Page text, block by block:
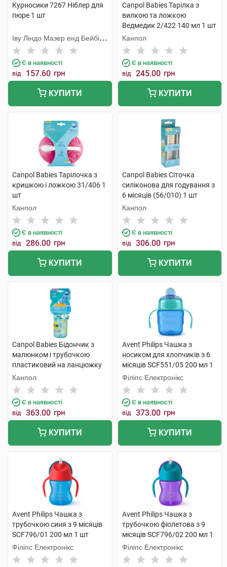
Курносики 7267 Ніблер для
пюре 1 шт
Іву Ліндо Мазер енд Бейбі
Продактс
Є в наявності
від 157.60 грн
КУПИТИ
Canpol Babies Тарілка з
вилкою та ложкою
Ведмедик 2/422 140 мл 1 шт
Канпол
Є в наявності
від 245.00 грн
КУПИТИ
Canpol Babies Тарілочка з
кришкою і ложкою 31/406 1
шт
Канпол
Є в наявності
від 286.00 грн
КУПИТИ
Canpol Babies Сіточка
силіконова для годування з
6 місяців (56/010) 1 шт
Канпол
Є в наявності
від 306.00 грн
КУПИТИ
Canpol Babies Бідончик з
малюнком і трубочкою
пластиковий на ланцюжку
4/102 1 шт
Канпол
Є в наявності
від 363.00 грн
КУПИТИ
Avent Philips Чашка з
носиком для хлопчиків з 6
місяців SCF551/05 200 мл 1
шт
Філіпс Електронікс
Є в наявності
від 373.00 грн
КУПИТИ
Avent Philips Чашка з
трубочкою синя з 9 місяців
SCF796/01 200 мл 1 шт
Філіпс Електронікс
Avent Philips Чашка з
трубочкою фіолетова з 9
місяців SCF796/02 200 мл 1
шт
Філіпс Електронікс